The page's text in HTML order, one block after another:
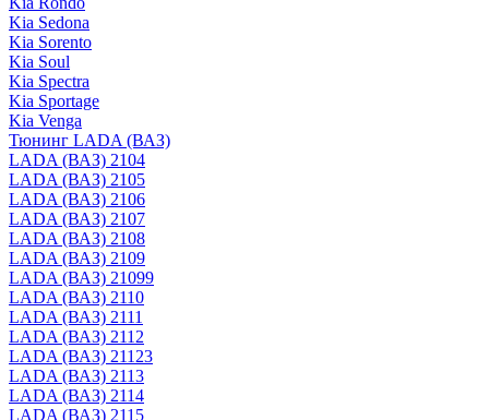
Kia Sedona
Kia Sorento
Kia Soul
Kia Spectra
Kia Sportage
Kia Venga
Тюнинг LADA (ВАЗ)
LADA (ВАЗ) 2104
LADA (ВАЗ) 2105
LADA (ВАЗ) 2106
LADA (ВАЗ) 2107
LADA (ВАЗ) 2108
LADA (ВАЗ) 2109
LADA (ВАЗ) 21099
LADA (ВАЗ) 2110
LADA (ВАЗ) 2111
LADA (ВАЗ) 2112
LADA (ВАЗ) 21123
LADA (ВАЗ) 2113
LADA (ВАЗ) 2114
LADA (ВАЗ) 2115